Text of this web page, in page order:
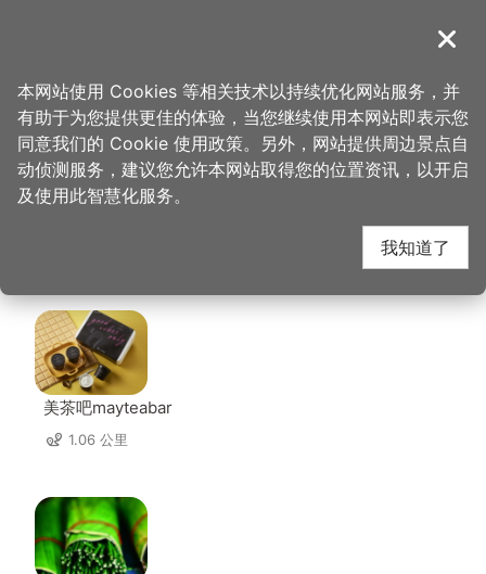
導覽
首页 > 想去的地方 > 美食、购物 > 土埆厝复古小馆
土埆厝复古小馆 周边店
家
美茶吧mayteabar
1.06 公里
关闭
本网站使用 Cookies 等相关技术以持续优化网站服务，并
有助于为您提供更佳的体验，当您继续使用本网站即表示您
同意我们的 Cookie 使用政策。另外，网站提供周边景点自
动侦测服务，建议您允许本网站取得您的位置资讯，以开启
及使用此智慧化服务。
我知道了